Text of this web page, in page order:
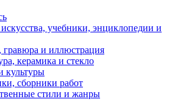
учебники, энциклопедии и
гравюра и иллюстрация
керамика и стекло
культуры
сборники работ
стили и жанры